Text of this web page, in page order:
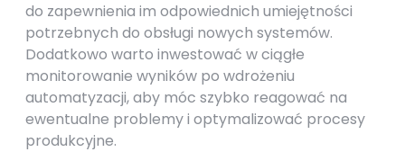
do zapewnienia im odpowiednich umiejętności
potrzebnych do obsługi nowych systemów.
Dodatkowo warto inwestować w ciągłe
monitorowanie wyników po wdrożeniu
automatyzacji, aby móc szybko reagować na
ewentualne problemy i optymalizować procesy
produkcyjne.